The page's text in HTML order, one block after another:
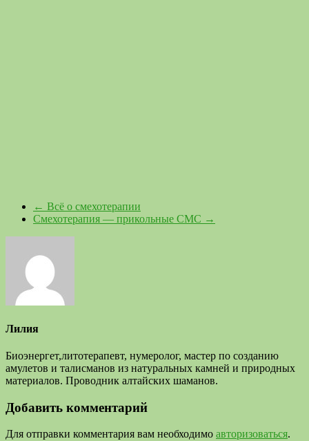
← Всё о смехотерапии
Смехотерапия — прикольные СМС →
Лилия
Биоэнергет,литотерапевт, нумеролог, мастер по созданию
амулетов и талисманов из натуральных камней и природных
материалов. Проводник алтайских шаманов.
Добавить комментарий
Для отправки комментария вам необходимо авторизоваться.